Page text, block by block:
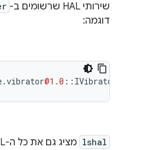
שירותי HAL שרשומים ב-
דוגמה:
.vibrator@1.0 :: IVibrator
lshal